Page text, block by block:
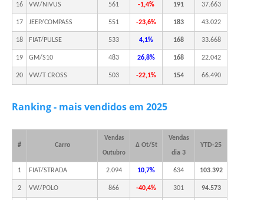
16 VW/NIVUS 561 -1,4% 191 37.663
17 JEEP/COMPASS 551 -23,6% 183 43.022
18 FIAT/PULSE 533 4,1% 168 33.668
19 GM/S10 483 26,8% 168 22.042
20 VW/T CROSS 503 -22,1% 154 66.490
Ranking - mais vendidos em 2025
# Carro
Vendas
Outubro
Δ Ot/St
Vendas
dia 3
YTD-25
1 FIAT/STRADA 2.094 10,7% 634 103.392
2 VW/POLO 866 -40,4% 301 94.573